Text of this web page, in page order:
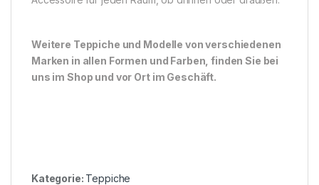
Weitere Teppiche und Modelle von verschiedenen
Marken in allen Formen und Farben, finden Sie bei
uns im Shop und vor Ort im Geschäft.
Kategorie: Teppiche